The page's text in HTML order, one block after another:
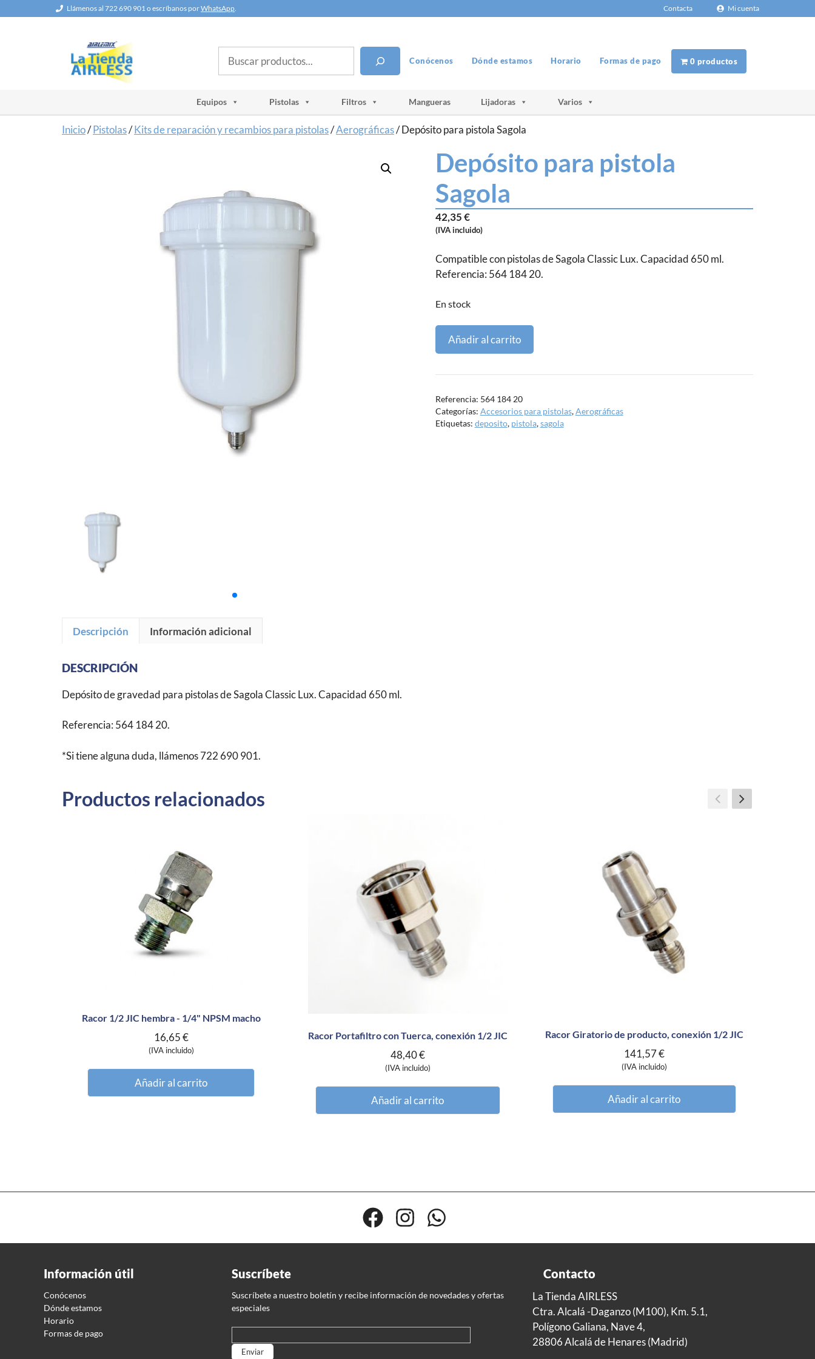
Llámenos al 722 690 901 o escríbanos porWhatsApp. Contacta Mi cuenta
Conócenos Dónde estamos Horario Formas de pago 0 productos
Equipos Pistolas Filtros Mangueras Lijadoras Varios
Inicio/Pistolas/Kits de reparación y recambios para pistolas/Aerográficas/ Depósito para pistola Sagola
Depósito para pistola
Sagola
42,35€
(IVA incluido)
Compatible con pistolas de Sagola Classic Lux. Capacidad 650 ml.
Referencia: 564 184 20.
En stock
Depósito
para
Sagola
cantidad
Añadir al carrito
Referencia: 564 184 20
Categorías: Accesorios para pistolas,Aerográficas
Etiquetas: deposito, pistola,sagola
Descripción Información adicional
DESCRIPCIÓN
Depósito de gravedad para pistolas de Sagola Classic Lux. Capacidad 650 ml.
Referencia: 564 184 20.
*Si tiene alguna duda, llámenos 722 690 901.
Productos relacionados
Racor 1/2 JIC hembra - 1/4" NPSM macho
16,65€
(IVA incluido)
Añadir al carrito
Racor Portafiltro con Tuerca, conexión 1/2 JIC
48,40€
(IVA incluido)
Añadir al carrito
Racor Giratorio de producto, conexión 1/2 JIC
141,57€
(IVA incluido)
Añadir al carrito
Información útil
Conócenos
Dónde estamos
Horario
Formas de pago
Suscríbete
Suscríbete a nuestro boletín y recibe información de novedades y ofertas
especiales
Contacto
La Tienda AIRLESS
Ctra. Alcalá -Daganzo (M100), Km. 5.1,
Polígono Galiana, Nave 4,
28806 Alcalá de Henares (Madrid)